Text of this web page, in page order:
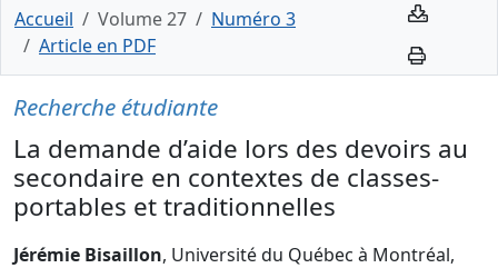
Accueil Volume 27
Numéro 3
Article en PDF
Recherche étudiante
La demande d’aide lors des devoirs au
secondaire en contextes de classes-
portables et traditionnelles
Jérémie Bisaillon, Université du Québec à Montréal,